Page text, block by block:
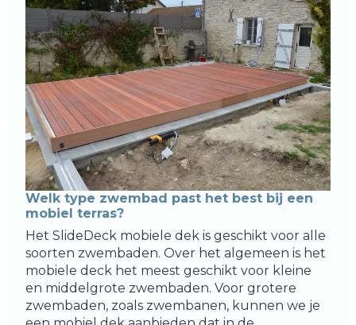
Welk type zwembad past het best bij een
mobiel terras?
Het SlideDeck mobiele dek is geschikt voor alle
soorten zwembaden. Over het algemeen is het
mobiele deck het meest geschikt voor kleine
en middelgrote zwembaden. Voor grotere
zwembaden, zoals zwembanen, kunnen we je